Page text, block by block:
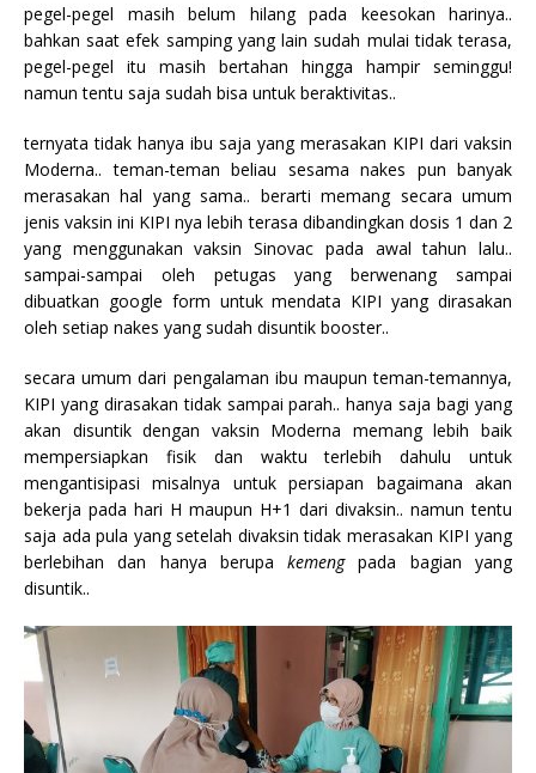
pegel-pegel masih belum hilang pada keesokan harinya..
bahkan saat efek samping yang lain sudah mulai tidak terasa,
pegel-pegel itu masih bertahan hingga hampir seminggu!
namun tentu saja sudah bisa untuk beraktivitas..
ternyata tidak hanya ibu saja yang merasakan KIPI dari vaksin
Moderna.. teman-teman beliau sesama nakes pun banyak
merasakan hal yang sama.. berarti memang secara umum
jenis vaksin ini KIPI nya lebih terasa dibandingkan dosis 1 dan 2
yang menggunakan vaksin Sinovac pada awal tahun lalu..
sampai-sampai oleh petugas yang berwenang sampai
dibuatkan google form untuk mendata KIPI yang dirasakan
oleh setiap nakes yang sudah disuntik booster..
secara umum dari pengalaman ibu maupun teman-temannya,
KIPI yang dirasakan tidak sampai parah.. hanya saja bagi yang
akan disuntik dengan vaksin Moderna memang lebih baik
mempersiapkan fisik dan waktu terlebih dahulu untuk
mengantisipasi misalnya untuk persiapan bagaimana akan
bekerja pada hari H maupun H+1 dari divaksin.. namun tentu
saja ada pula yang setelah divaksin tidak merasakan KIPI yang
berlebihan dan hanya berupakemengpada bagian yang
disuntik..